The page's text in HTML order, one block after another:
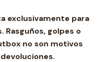
exclusivamente para
golpes o
no son motivos